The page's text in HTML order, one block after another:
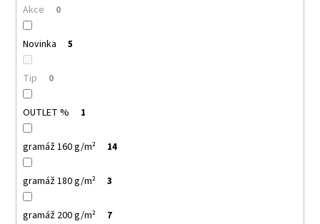
Akce 0
Novinka 5
Tip 0
OUTLET % 1
gramáž 160 g/m² 14
gramáž 180 g/m² 3
gramáž 200 g/m² 7
m
PELICAN
P72
TRIČKO
DĚTSKÉ
54
Kč